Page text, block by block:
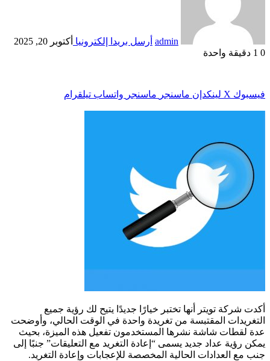
admin أرسل بريدا إلكترونيا أكتوبر 20, 2025
0
دقيقة واحدة
فيسبوك ‫X لينكدإن ماسنجر ماسنجر واتساب تيلقرام
أكدت شركة تويتر أنها تختبر خيارًا جديدًا يتيح لك رؤية جميع
التغريدات المقتبسة من تغريدة واحدة في الوقت الحالي، وأوضحت
عدة لقطات شاشة نشرها المستخدمون تفعيل هذه الميزة، بحيث
يمكن رؤية عداد جديد يسمى “إعادة التغريد مع التعليقات” جنبًا إلى
جنب مع العدادات الحالية المخصصة للإعجابات وإعادة التغريد.